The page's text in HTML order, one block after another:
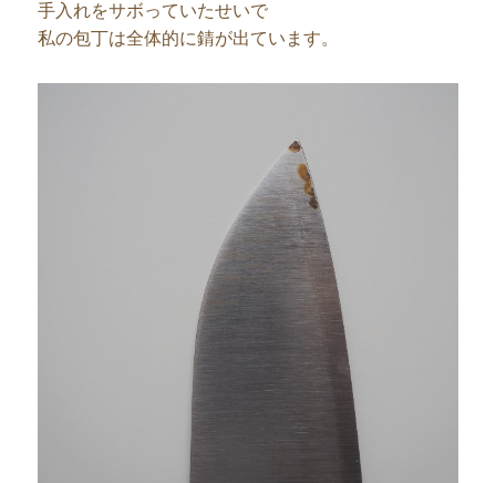
手入れをサボっていたせいで
私の包丁は全体的に錆が出ています。